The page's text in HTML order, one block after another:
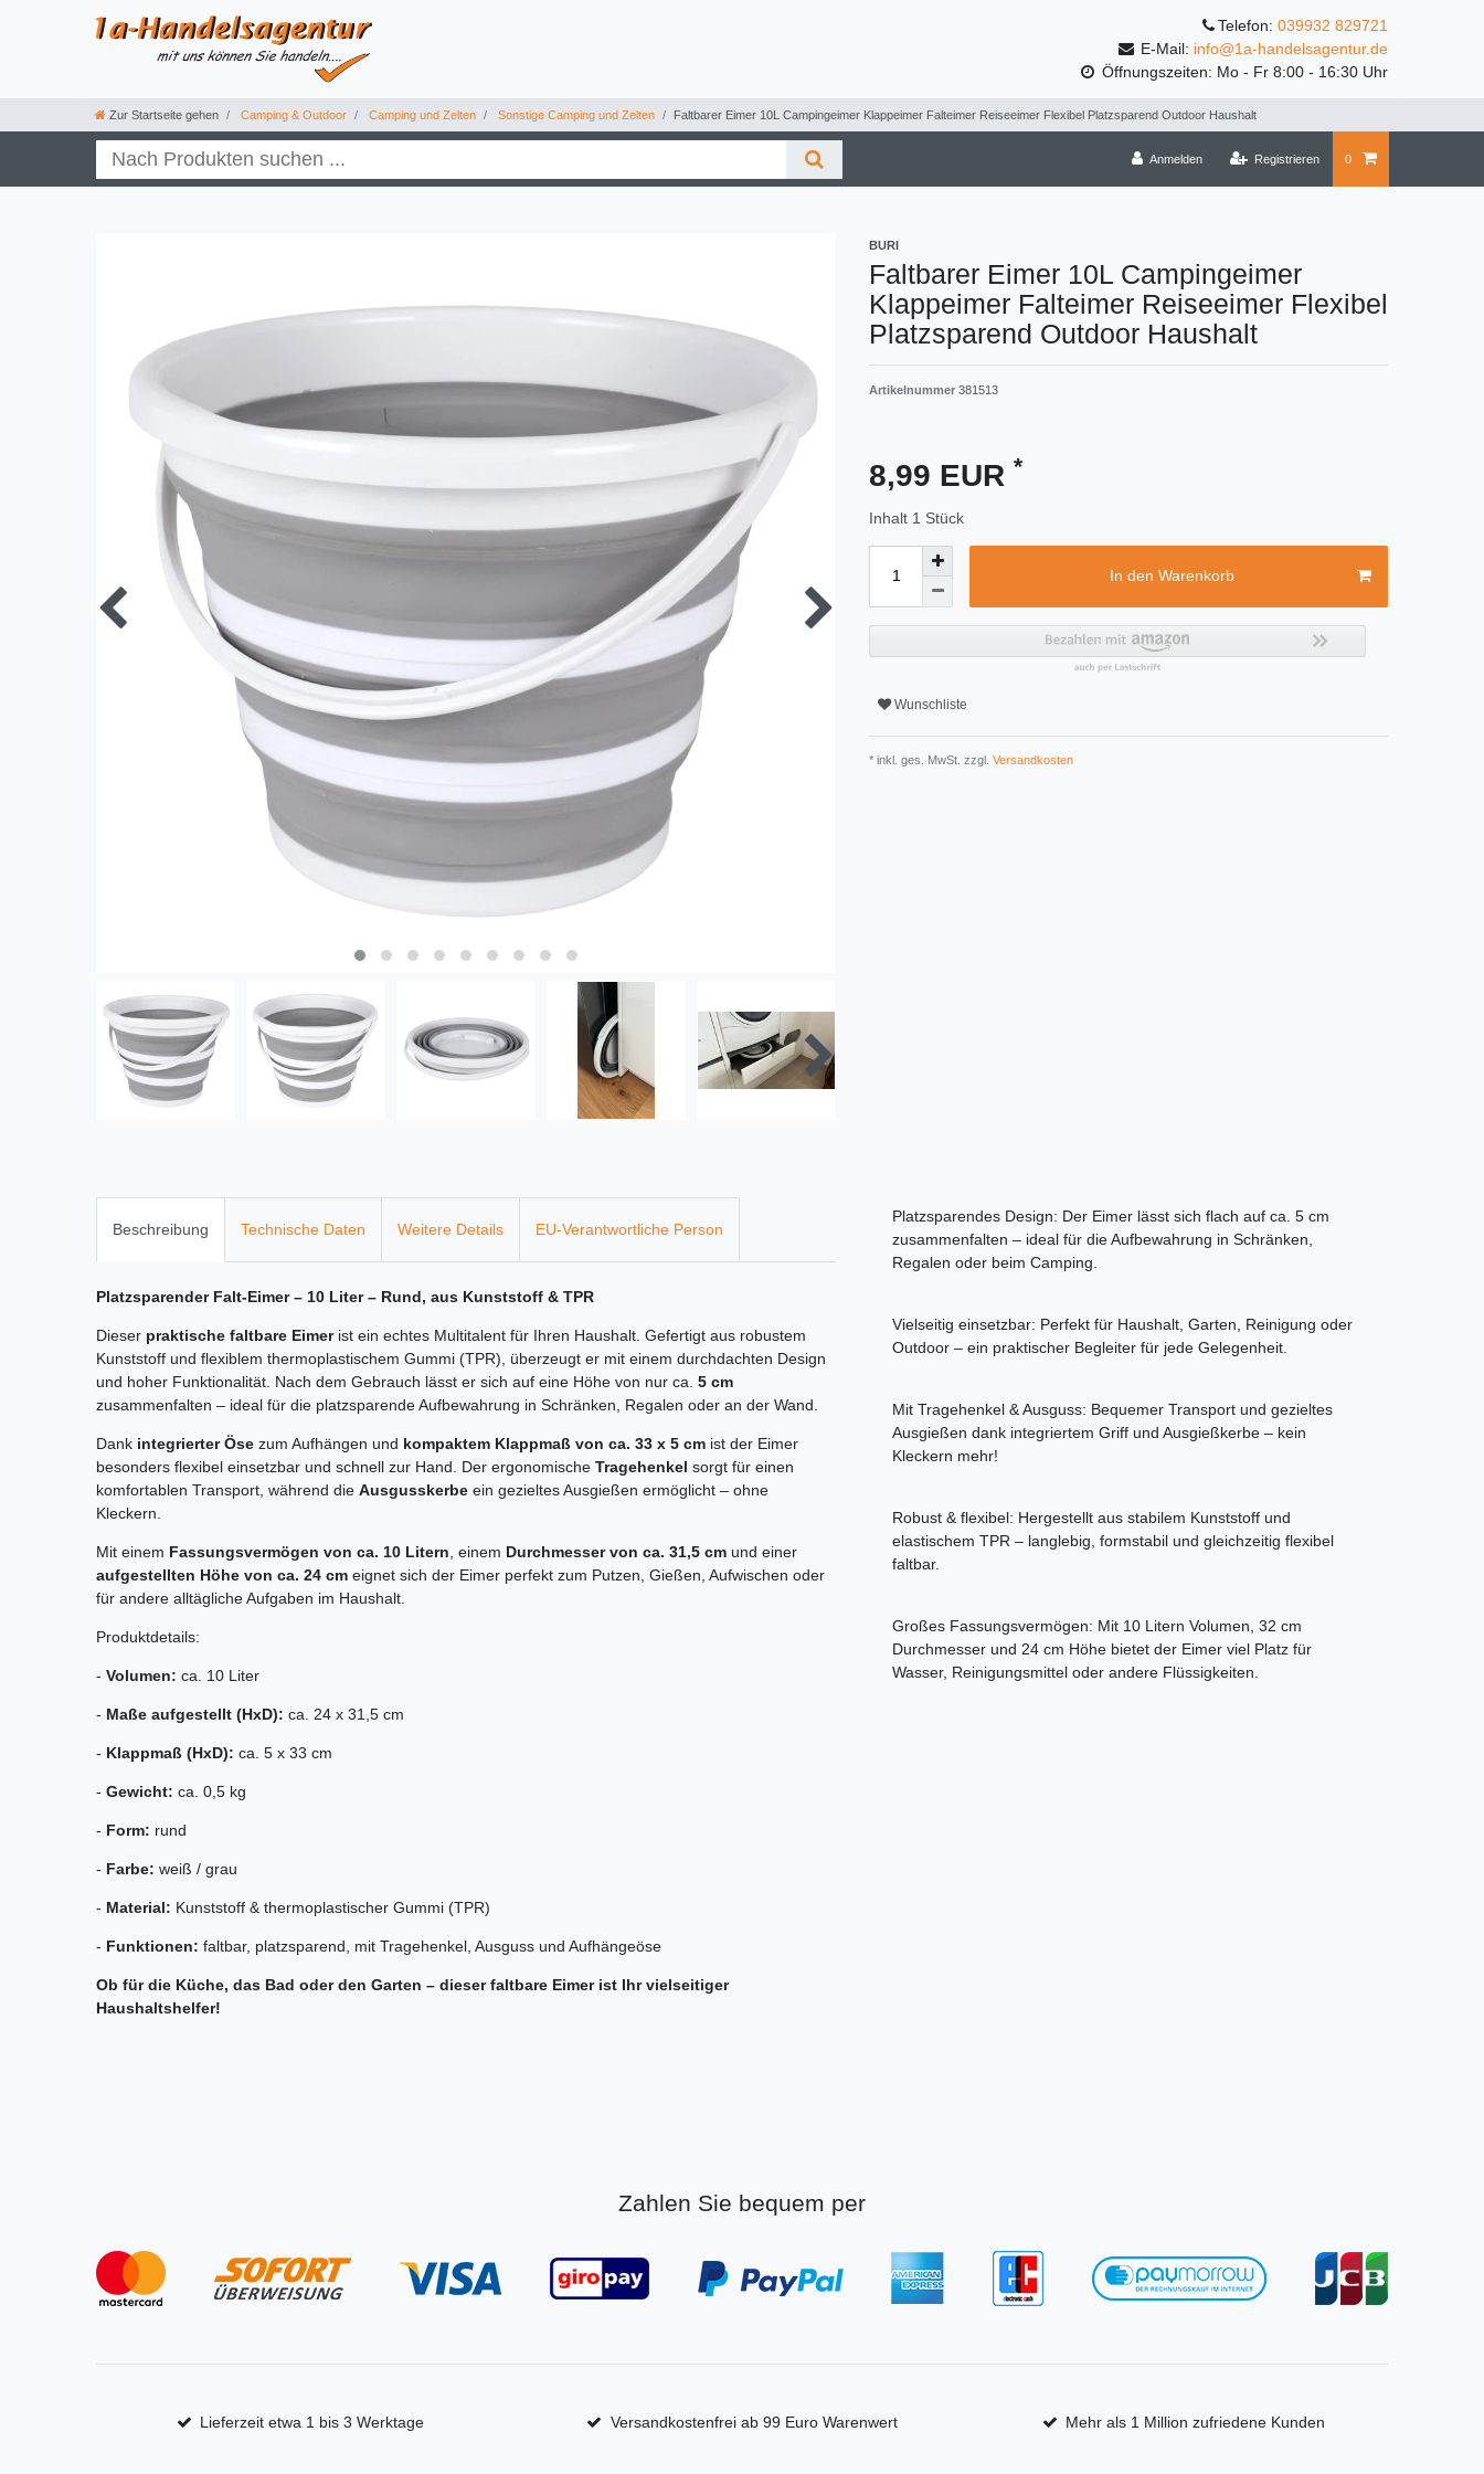
Telefon: 039932 829721
E-Mail: info@1a-handelsagentur.de
Öffnungszeiten: Mo - Fr 8:00 - 16:30 Uhr
Zur Startseite gehen Camping & Outdoor Camping und Zelten Sonstige Camping und Zelten Faltbarer Eimer 10L Campingeimer Klappeimer Falteimer Reiseeimer Flexibel Platzsparend Outdoor Haushalt
Anmelden Registrieren 0
BURI
Faltbarer Eimer 10L Campingeimer
Klappeimer Falteimer Reiseeimer Flexibel
Platzsparend Outdoor Haushalt
Artikelnummer 381513
8,99 EUR *
Inhalt 1 Stück
In den Warenkorb
Wunschliste
* inkl. ges. MwSt. zzgl. Versandkosten
Beschreibung Technische Daten Weitere Details EU-Verantwortliche Person
Platzsparender Falt-Eimer – 10 Liter – Rund, aus Kunststoff & TPR
Dieser praktische faltbare Eimerist ein echtes Multitalent für Ihren Haushalt. Gefertigt aus robustem
Kunststoff und flexiblem thermoplastischem Gummi (TPR), überzeugt er mit einem durchdachten Design
und hoher Funktionalität. Nach dem Gebrauch lässt er sich auf eine Höhe von nur ca. 5 cm
zusammenfalten – ideal für die platzsparende Aufbewahrung in Schränken, Regalen oder an der Wand.
Dank integrierter Öse zum Aufhängen und kompaktem Klappmaß von ca. 33 x 5 cm ist der Eimer
besonders flexibel einsetzbar und schnell zur Hand. Der ergonomische Tragehenkel sorgt für einen
komfortablen Transport, während die Ausgusskerbe ein gezieltes Ausgießen ermöglicht – ohne
Kleckern.
Mit einem Fassungsvermögen von ca. 10 Litern, einem Durchmesser von ca. 31,5 cm und einer
aufgestellten Höhe von ca. 24 cm eignet sich der Eimer perfekt zum Putzen, Gießen, Aufwischen oder
für andere alltägliche Aufgaben im Haushalt.
Produktdetails:
- Volumen: ca. 10 Liter
- Maße aufgestellt (HxD): ca. 24 x 31,5 cm
- Klappmaß (HxD): ca. 5 x 33 cm
- Gewicht: ca. 0,5 kg
- Form: rund
- Farbe: weiß / grau
- Material: Kunststoff & thermoplastischer Gummi (TPR)
- Funktionen: faltbar, platzsparend, mit Tragehenkel, Ausguss und Aufhängeöse
Ob für die Küche, das Bad oder den Garten – dieser faltbare Eimer ist Ihr vielseitiger
Haushaltshelfer!
Platzsparendes Design: Der Eimer lässt sich flach auf ca. 5 cm
zusammenfalten – ideal für die Aufbewahrung in Schränken,
Regalen oder beim Camping.
Vielseitig einsetzbar: Perfekt für Haushalt, Garten, Reinigung oder
Outdoor – ein praktischer Begleiter für jede Gelegenheit.
Mit Tragehenkel & Ausguss: Bequemer Transport und gezieltes
Ausgießen dank integriertem Griff und Ausgießkerbe – kein
Kleckern mehr!
Robust & flexibel: Hergestellt aus stabilem Kunststoff und
elastischem TPR – langlebig, formstabil und gleichzeitig flexibel
faltbar.
Großes Fassungsvermögen: Mit 10 Litern Volumen, 32 cm
Durchmesser und 24 cm Höhe bietet der Eimer viel Platz für
Wasser, Reinigungsmittel oder andere Flüssigkeiten.
Zahlen Sie bequem per
Lieferzeit etwa 1 bis 3 Werktage Versandkostenfrei ab 99 Euro Warenwert Mehr als 1 Million zufriedene Kunden